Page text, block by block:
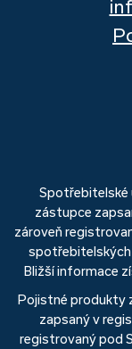
Spotřebitelské
zástupce
zároveň
spotřebitelských
Bližší informace
Pojistné produkty
zapsaný v
registrovaný pod